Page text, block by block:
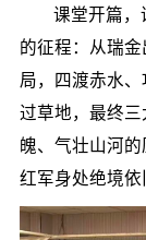
课堂开篇
的征程：从瑞
局，四渡赤水、
过草地，最终
魄、气壮山河
红军身处绝境依